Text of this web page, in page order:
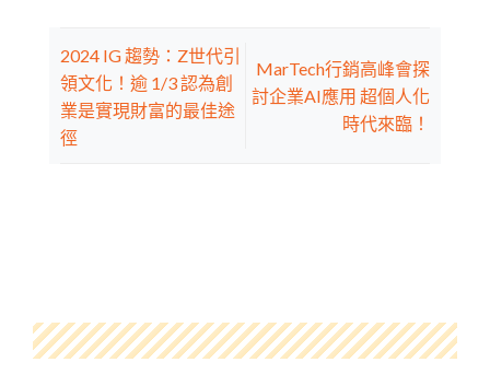
2024 IG 趨勢：Z世代引
領文化！逾 1/3 認為創
業是實現財富的最佳途
徑
MarTech行銷高峰會探
討企業AI應用 超個人化
時代來臨！